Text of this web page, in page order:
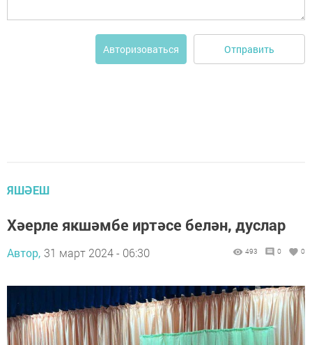
Авторизоваться Отправить
ЯШӘЕШ
Хәерле якшәмбе иртәсе белән, дуслар
Автор, 31 март 2024 - 06:30 493 0 0